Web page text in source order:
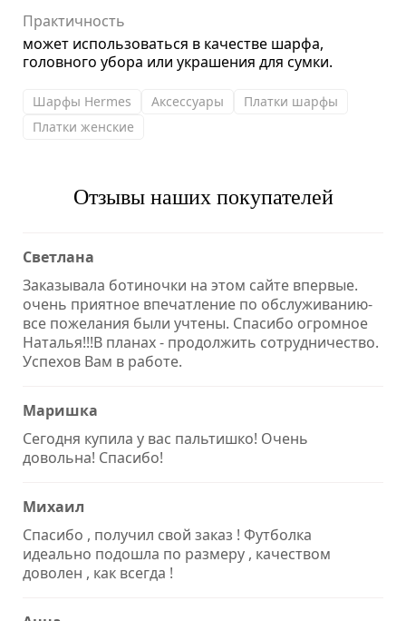
Практичность
может использоваться в качестве шарфа,
головного убора или украшения для сумки.
Шарфы Hermes Аксессуары
Платки шарфы
Платки женские
Отзывы наших покупателей
Светлана
Заказывала ботиночки на этом сайте впервые.
очень приятное впечатление по обслуживанию-
все пожелания были учтены. Спасибо огромное
Наталья!!!В планах - продолжить сотрудничество.
Успехов Вам в работе.
Маришка
Сегодня купила у вас пальтишко! Очень
довольна! Спасибо!
Михаил
Спасибо , получил свой заказ ! Футболка
идеально подошла по размеру , качеством
доволен , как всегда !